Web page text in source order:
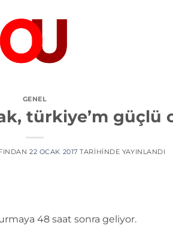
GENEL
türkiye’m güçlü
22 OCAK 2017 TARIHINDE YAYINLANDI
48 saat sonra geliyor.